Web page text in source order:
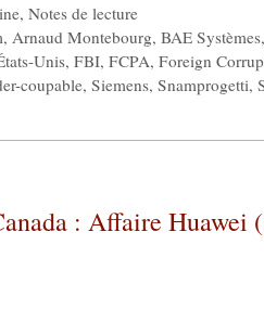
,Notes de lecture
,Arnaud Montebourg,BAE Systèmes
Unis, FBI, FCPA, Foreign
coupable, Siemens, Snamprogetti,
: Affaire Huawei